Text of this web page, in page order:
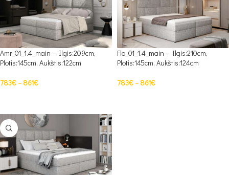
Amr_01_1.4_main – Ilgis:209cm,
Plotis:145cm, Aukštis:122cm
783€– 861€
Flo_01_1.4_main – Ilgis:210cm,
Plotis:145cm, Aukštis:124cm
783€– 861€